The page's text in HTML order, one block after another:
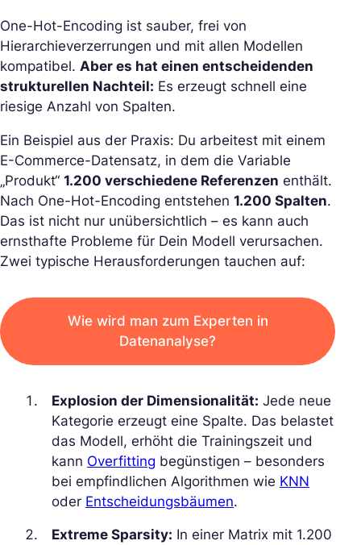
One-Hot-Encoding ist sauber, frei von
Hierarchieverzerrungen und mit allen Modellen
kompatibel. Aber es hat einen entscheidenden
strukturellen Nachteil: Es erzeugt schnell eine
riesige Anzahl von Spalten.
Ein Beispiel aus der Praxis: Du arbeitest mit einem
E-Commerce-Datensatz, in dem die Variable
„Produkt“ 1.200 verschiedene Referenzen enthält.
Nach One-Hot-Encoding entstehen 1.200 Spalten.
Das ist nicht nur unübersichtlich – es kann auch
ernsthafte Probleme für Dein Modell verursachen.
Zwei typische Herausforderungen tauchen auf:
Wie wird man zum Experten in
Datenanalyse?
Explosion der Dimensionalität: Jede neue
Kategorie erzeugt eine Spalte. Das belastet
das Modell, erhöht die Trainingszeit und
kann Overfitting begünstigen – besonders
bei empfindlichen Algorithmen wie KNN
oder Entscheidungsbäumen.
Extreme Sparsity: In einer Matrix mit 1.200